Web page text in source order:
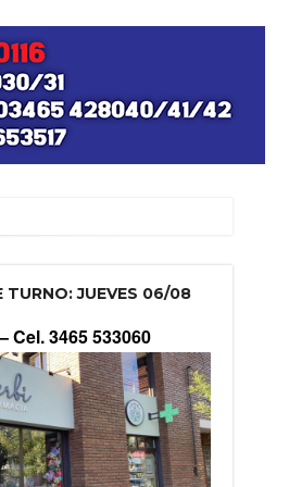
TURNO: JUEVES 06/08
Cel. 3465 533060